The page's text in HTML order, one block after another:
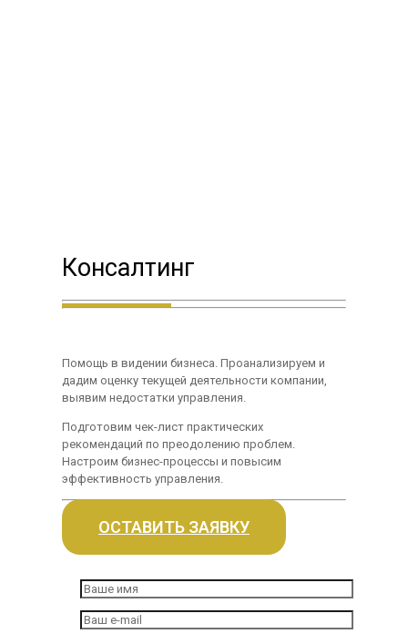
Консалтинг
Помощь в видении бизнеса. Проанализируем и
дадим оценку текущей деятельности компании,
выявим недостатки управления.
Подготовим чек-лист практических
рекомендаций по преодолению проблем.
Настроим бизнес-процессы и повысим
эффективность управления.
ОСТАВИТЬ ЗАЯВКУ